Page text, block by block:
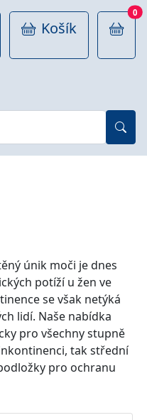
Košík
0
únik moči je dnes
potíží u žen ve
se však netýká
lidí. Naše nabídka
pro všechny stupně
tak střední
pro ochranu